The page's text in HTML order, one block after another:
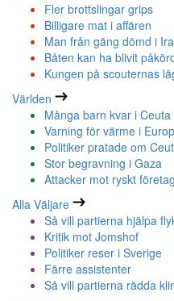
Fler brottslingar grips
Billigare mat i affären
Man från gäng dömd i
Båten kan ha blivit
Kungen på scouternas
Världen
Många barn kvar i Ceuta
Varning för värme i
Politiker pratade om
Stor begravning i Gaza
Attacker mot ryskt företag
Alla Väljare
Så vill partierna hjälpa
Kritik mot Jomshof
Politiker reser i Sverige
Färre assistenter
Så vill partierna rädda